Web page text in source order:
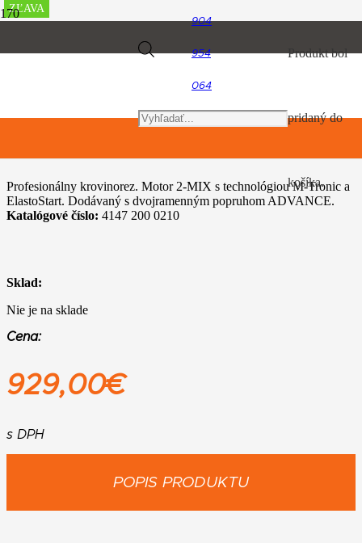
904
954
064
Products
search
Produktbol
pridaný do
košíka.
Vyžínače a krovinorezy
STIHL FS 360 C-EM
Profesionálny krovinorez. Motor 2-MIX s technológiou M-Tronic a
ElastoStart. Dodávaný s dvojramenným popruhom ADVANCE.
Katalógové číslo: 4147 200 0210
Sklad:
Nie je na sklade
Cena:
929,00€
s DPH
POPIS PRODUKTU
ZĽAVA
ZĽAVA
ZĽAVA
ZĽAVA
ZĽAVA
ZĽAVA
ZĽAVA